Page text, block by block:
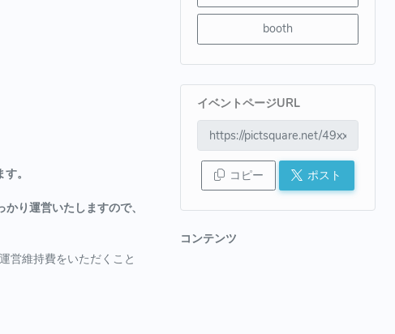
。
り運営いたしますので、
営維持費をいただくこと
booth
イベントページURL
コピー ポスト
コンテンツ